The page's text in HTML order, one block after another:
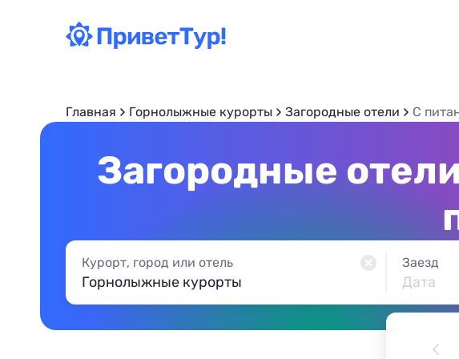
Главная Горнолыжные курорты Загородные отели С
Загородные
Курорт, город или отель Заезд
Дата